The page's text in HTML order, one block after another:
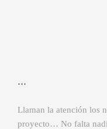
…
Llaman la atención los
proyecto… No falta